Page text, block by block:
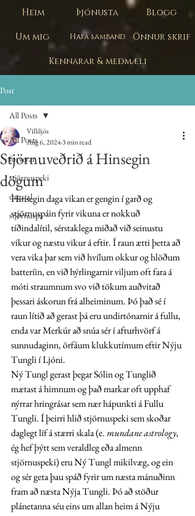
Heim
Um mig
Þjónusta Blogg
Hafa samband Önnur skrif
Kennarar & meðmæli
Post
All Posts
forverar
stjörnuspeki
dagatal
stjörnuspá
All Posts
Stjörnuveðrið á Hinsegin
dögum
Villiljós
Aug 6, 20243 min read
Hinsegin daga vikan er gengin í garð og
stjörnuspáin fyrir vikuna er nokkuð
tíðindalítil, sérstaklega miðað við seinustu
vikur og næstu vikur á eftir. Í raun ætti þetta að
vera vika þar sem við hvílum okkur og hlöðum
batteríin, en við hýrlingarnir viljum oft fara á
móti straumnum svo við tökum auðvitað
þessari áskorun frá alheiminum. Þó það sé í
raun lítið að gerast þá eru undirtónarnir á fullu,
enda var Merkúr að snúa sér í afturhvörf á
sunnudaginn, örfáum klukkutímum eftir Nýju
Tungli í Ljóni.
Ný Tungl gerast þegar Sólin og Tunglið
mætast á himnum og það markar oft upphaf
nýrrar hringrásar sem nær hápunkti á Fullu
Tungli. Í þeirri hlið stjörnuspeki sem skoðar
daglegt líf á stærri skala (e. mundane astrology,
ég hef þýtt sem veraldleg eða almenn
stjörnuspeki) eru Ný Tungl mikilvæg, og ein
og sér geta þau spáð fyrir um næsta mánuðinn
fram að næsta Nýja Tungli. Þó að stöður
plánetanna séu eins um allan heim á Nýju